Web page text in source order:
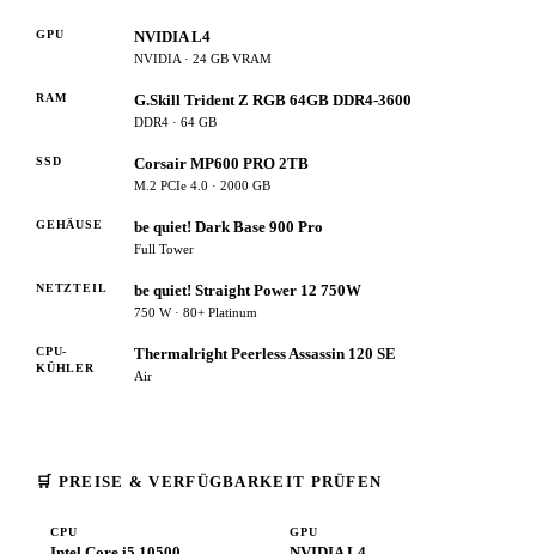
GPU NVIDIA L4
NVIDIA · 24 GB VRAM
RAM G.Skill Trident Z RGB 64GB DDR4-3600
DDR4 · 64 GB
SSD Corsair MP600 PRO 2TB
M.2 PCIe 4.0 · 2000 GB
GEHÄUSE be quiet! Dark Base 900 Pro
Full Tower
NETZTEIL be quiet! Straight Power 12 750W
750 W · 80+ Platinum
CPU-
KÜHLER
Thermalright Peerless Assassin 120 SE
Air
🛒 PREISE & VERFÜGBARKEIT PRÜFEN
CPU GPU